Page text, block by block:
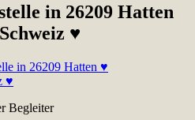
in 26209 Hatten
♥
Begleiter